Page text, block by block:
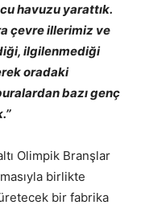
havuzu yarattık.
çevre illerimiz ve
ilgilenmediği
oradaki
bazı genç
Olimpik Branşlar
birlikte
bir fabrika